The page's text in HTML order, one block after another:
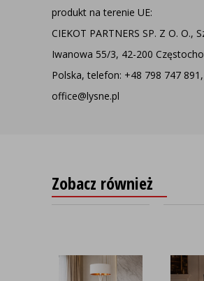
produkt na terenie UE:
CIEKOT PARTNERS SP. Z O. O.,
Iwanowa 55/3, 42-200
Polska, telefon: +48 798 747
office@lysne.pl
Zobacz również